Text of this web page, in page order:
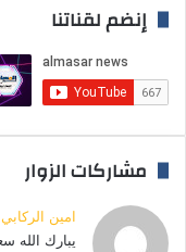
إنضم لقناتنا
مشاركات الزوار
امين الركابي
يبارك الله